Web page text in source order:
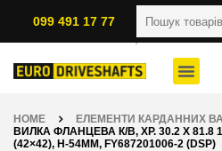
099 491 17 77
HOME ЕЛЕМЕНТИ КАРДАННИХ
ВИЛКА ФЛАНЦЕВА К/В, ХР. 30.2 X 81.8
(42×42), H-54ММ, FY687201006-2 (DSP)